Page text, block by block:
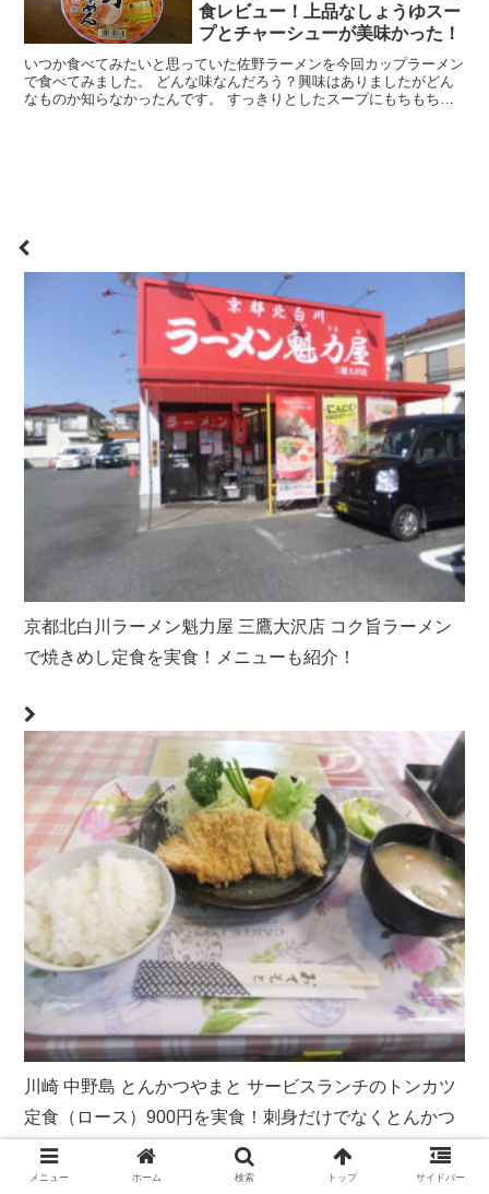
食レビュー！上品なしょうゆスー
プとチャーシューが美味かった！
いつか食べてみたいと思っていた佐野ラーメンを今回カップラーメン
で食べてみました。 どんな味なんだろう？興味はありましたがどん
なものか知らなかったんです。 すっきりとしたスープにもちもちし
京都北白川ラーメン魁力屋 三鷹大沢店 コク旨ラーメン
で焼きめし定食を実食！メニューも紹介！
川崎 中野島 とんかつやまと サービスランチのトンカツ
定食（ロース）900円を実食！刺身だけでなくとんかつ
も旨かった！
メニュー ホーム 検索 トップ サイドバー